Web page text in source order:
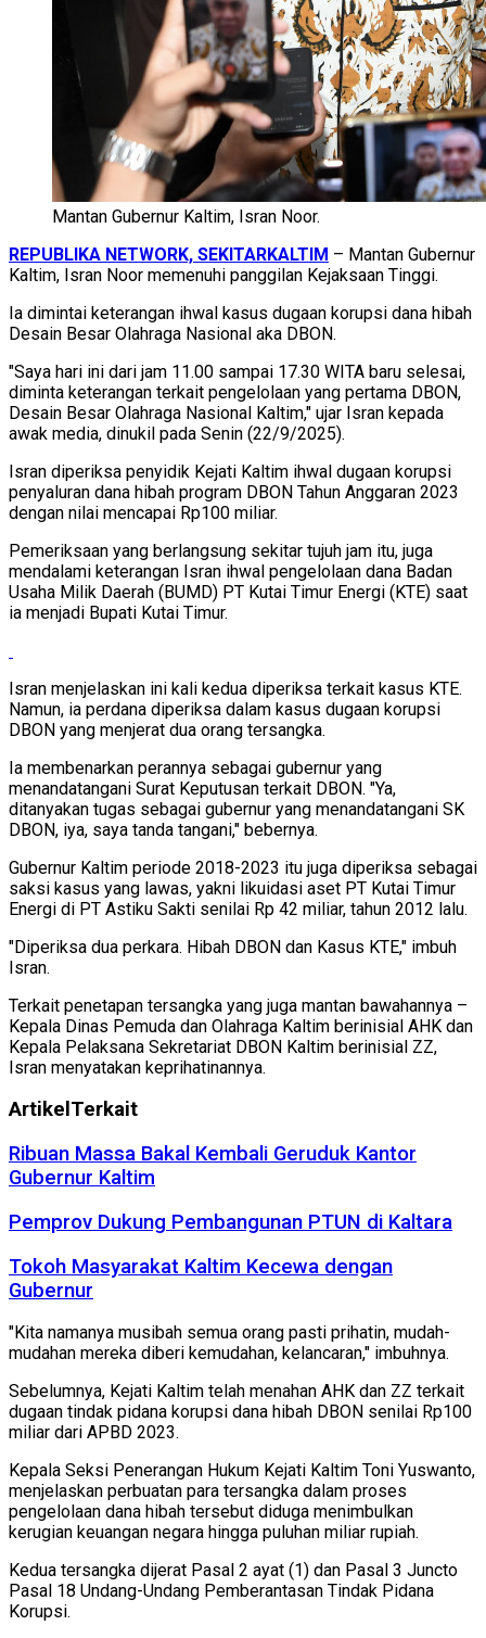
Mantan Gubernur Kaltim, Isran Noor.
REPUBLIKA NETWORK, SEKITARKALTIM – Mantan Gubernur
Kaltim, Isran Noor memenuhi panggilan Kejaksaan Tinggi.
Ia dimintai keterangan ihwal kasus dugaan korupsi dana hibah
Desain Besar Olahraga Nasional aka DBON.
"Saya hari ini dari jam 11.00 sampai 17.30 WITA baru selesai,
diminta keterangan terkait pengelolaan yang pertama DBON,
Desain Besar Olahraga Nasional Kaltim," ujar Isran kepada
awak media, dinukil pada Senin (22/9/2025).
Isran diperiksa penyidik Kejati Kaltim ihwal dugaan korupsi
penyaluran dana hibah program DBON Tahun Anggaran 2023
dengan nilai mencapai Rp100 miliar.
Pemeriksaan yang berlangsung sekitar tujuh jam itu, juga
mendalami keterangan Isran ihwal pengelolaan dana Badan
Usaha Milik Daerah (BUMD) PT Kutai Timur Energi (KTE) saat
ia menjadi Bupati Kutai Timur.
Isran menjelaskan ini kali kedua diperiksa terkait kasus KTE.
Namun, ia perdana diperiksa dalam kasus dugaan korupsi
DBON yang menjerat dua orang tersangka.
Ia membenarkan perannya sebagai gubernur yang
menandatangani Surat Keputusan terkait DBON. "Ya,
ditanyakan tugas sebagai gubernur yang menandatangani SK
DBON, iya, saya tanda tangani," bebernya.
Gubernur Kaltim periode 2018-2023 itu juga diperiksa sebagai
saksi kasus yang lawas, yakni likuidasi aset PT Kutai Timur
Energi di PT Astiku Sakti senilai Rp 42 miliar, tahun 2012 lalu.
"Diperiksa dua perkara. Hibah DBON dan Kasus KTE," imbuh
Isran.
Terkait penetapan tersangka yang juga mantan bawahannya –
Kepala Dinas Pemuda dan Olahraga Kaltim berinisial AHK dan
Kepala Pelaksana Sekretariat DBON Kaltim berinisial ZZ,
Isran menyatakan keprihatinannya.
Artikel Terkait
Ribuan Massa Bakal Kembali Geruduk Kantor
Gubernur Kaltim
Pemprov Dukung Pembangunan PTUN di Kaltara
Tokoh Masyarakat Kaltim Kecewa dengan
Gubernur
"Kita namanya musibah semua orang pasti prihatin, mudah-
mudahan mereka diberi kemudahan, kelancaran," imbuhnya.
Sebelumnya, Kejati Kaltim telah menahan AHK dan ZZ terkait
dugaan tindak pidana korupsi dana hibah DBON senilai Rp100
miliar dari APBD 2023.
Kepala Seksi Penerangan Hukum Kejati Kaltim Toni Yuswanto,
menjelaskan perbuatan para tersangka dalam proses
pengelolaan dana hibah tersebut diduga menimbulkan
kerugian keuangan negara hingga puluhan miliar rupiah.
Kedua tersangka dijerat Pasal 2 ayat (1) dan Pasal 3 Juncto
Pasal 18 Undang-Undang Pemberantasan Tindak Pidana
Korupsi.